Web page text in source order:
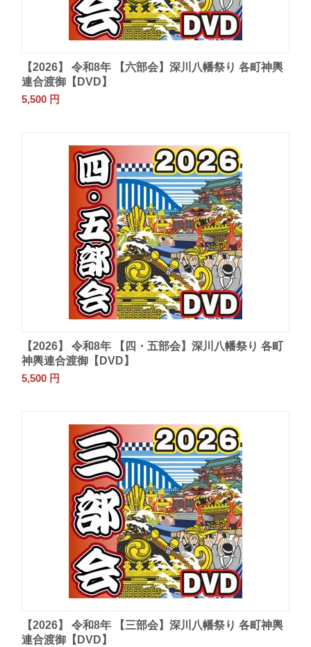
【2026】 令和8年 【六部会】深川八幡祭り 各町神輿
連合渡御【DVD】
5,500 円
【2026】 令和8年 【四・五部会】深川八幡祭り 各町
神輿連合渡御【DVD】
5,500 円
【2026】 令和8年 【三部会】深川八幡祭り 各町神輿
連合渡御【DVD】